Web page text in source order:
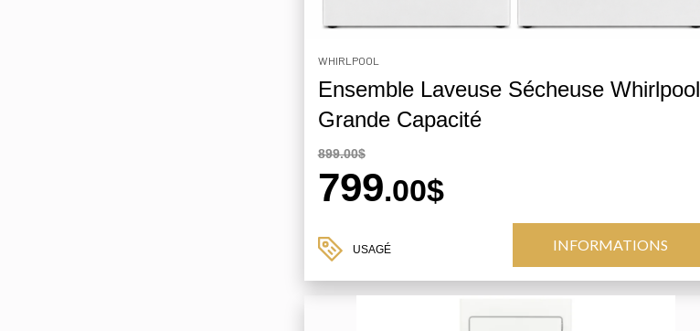
WHIRLPOOL
Ensemble Laveuse Sécheuse Whirlpool
Grande Capacité
899.00$
799.00$
USAGÉ INFORMATIONS